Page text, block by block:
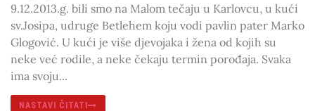
9.12.2013.g. bili smo na Malom tečaju u Karlovcu, u kući
sv.Josipa, udruge Betlehem koju vodi pavlin pater Marko
Glogović. U kući je više djevojaka i žena od kojih su
neke već rodile, a neke čekaju termin porođaja. Svaka
ima svoju...
NASTAVI ČITATI